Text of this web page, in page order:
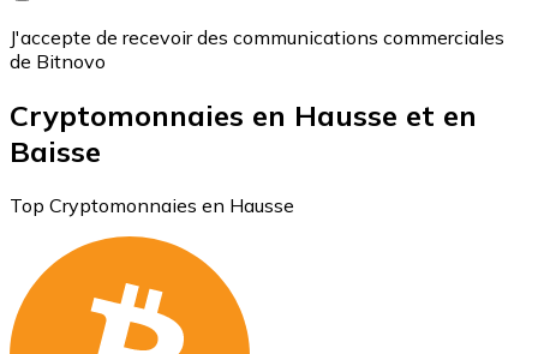
J'accepte de recevoir des communications commerciales
de Bitnovo
Cryptomonnaies en Hausse et en
Baisse
Top Cryptomonnaies en Hausse